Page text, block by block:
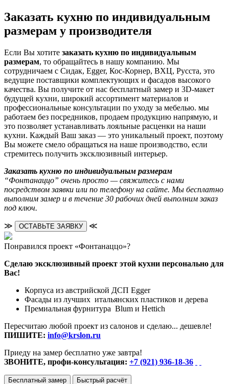
Заказать кухню по индивидуальным
размерам у производителя
Если Вы хотите заказать кухню по индивидуальным
размерам, то обращайтесь в нашу компанию. Мы
сотрудничаем с Сидак, Egger, Кос-Корнер, ВХЦ, Русста, это
ведущие поставщики комплектующих и фасадов высокого
качества. Вы получите от нас бесплатный замер и 3D-макет
будущей кухни, широкий ассортимент материалов и
профессиональные консультации по уходу за мебелью. мы
работаем без посредников, продаем продукцию напрямую, и
это позволяет устанавливать лояльные расценки на наши
кухни. Каждый Ваш заказ — это уникальный проект, поэтому
Вы можете смело обращаться на наше производство, если
стремитесь получить эксклюзивный интерьер.
Заказать кухню по индивидуальным размерам
“Фонтанаццо” очень просто — свяжитесь с нами
посредством заявки или по телефону на сайте. Мы бесплатно
выполним замер и в течение 30 рабочих дней выполним заказ
под ключ.
≫ ОСТАВЬТЕ ЗАЯВКУ ≪
Понравился проект «Фонтанаццо»?
Сделаю эксклюзивный проект этой кухни персонально для
Вас!
Корпуса из австрийской ДСП Egger
Фасады из лучших итальянских пластиков и дерева
Премиальная фурнитура Blum и Hettich
Пересчитаю любой проект из салонов и сделаю... дешевле!
ПИШИТЕ: info@krslon.ru
Приеду на замер бесплатно уже завтра!
ЗВОНИТЕ, профи-консультация: +7 (921) 936-18-36
Бесплатный замер Быстрый расчёт